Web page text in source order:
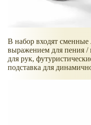
В набор входят
выражением для пения /
для рук,
подставка для